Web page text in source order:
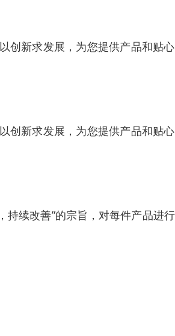
创新求发展，为您提供产品和贴
创新求发展，为您提供产品和贴
持续改善”的宗旨，对每件产品进